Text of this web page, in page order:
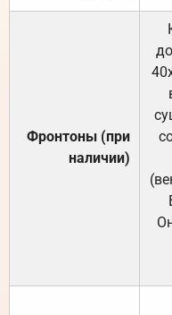
Фронтоны (при
наличии)